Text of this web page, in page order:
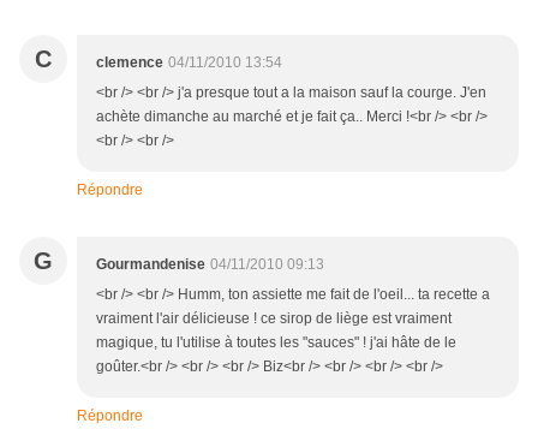
C clemence 04/11/2010 13:54
<br /> <br /> j'a presque tout a la maison sauf la courge. J'en
achète dimanche au marché et je fait ça.. Merci !<br /> <br />
<br /> <br />
Répondre
G Gourmandenise 04/11/2010 09:13
<br /> <br /> Humm, ton assiette me fait de l'oeil... ta recette a
vraiment l'air délicieuse ! ce sirop de liège est vraiment
magique, tu l'utilise à toutes les "sauces" ! j'ai hâte de le
goûter.<br /> <br /> <br /> Biz<br /> <br /> <br /> <br />
Répondre